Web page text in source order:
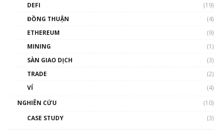
Phổ cập Blockchain
thống & Crypto qua các cuộc chiến | Phổ cập
DEFI
(19)
ĐỒNG THUẬN
(4)
ETHEREUM
(9)
MINING
(1)
SÀN GIAO DỊCH
(3)
TRADE
(2)
VÍ
(4)
NGHIÊN CỨU
(10)
CASE STUDY
(3)